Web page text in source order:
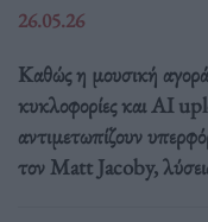
26.05.26
Καθώς η μουσική
κυκλοφορίες και AI
αντιμετωπίζουν
τον Matt Jacoby,